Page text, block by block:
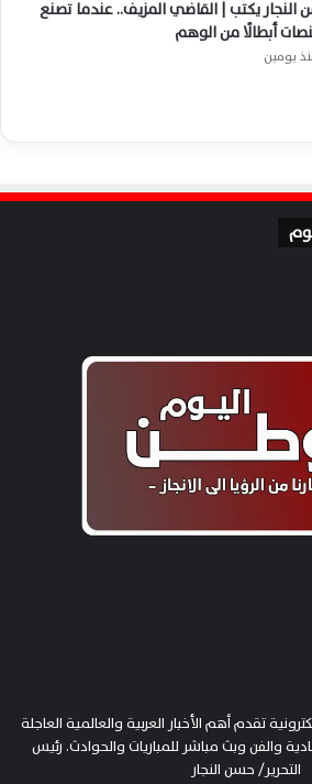
النجار يكتب | القاضي المزيف.. عندما تصنع
أبطالًا من الوهم
يومين
تقدم أهم الأخبار العربية والعالمية العاجلة
والفن وبث مباشر للمباريات والحوادث. رئيس
التحرير/ حسن النجار